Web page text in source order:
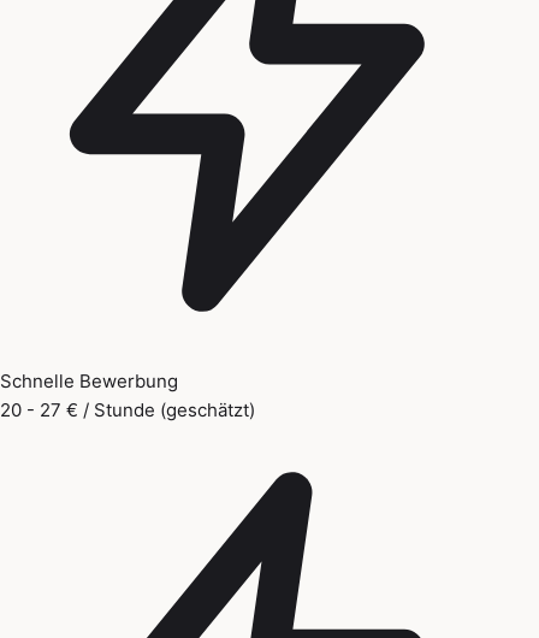
Schnelle Bewerbung
20 - 27 € / Stunde (geschätzt)